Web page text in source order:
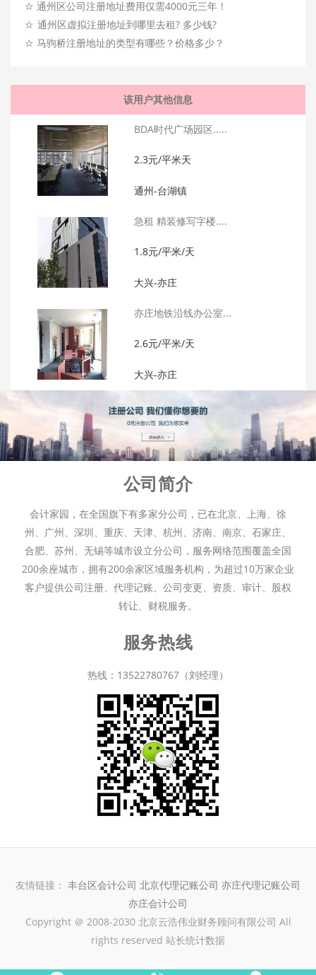
可！
☆ 通州区公司注册地址费用仅需4000元三年！
☆ 通州区虚拟注册地址到哪里去租? 多少钱?
☆ 马驹桥注册地址的类型有哪些？价格多少？
该用户其他信息
BDA时代广场园区.....
2.3元/平米天
通州-台湖镇
急租 精装修写字楼....
1.8元/平米/天
大兴-亦庄
亦庄地铁沿线办公室...
2.6元/平米/天
大兴-亦庄
公司简介
会计家园，在全国旗下有多家分公司，已在北京、上海、徐
州、广州、深圳、重庆、天津、杭州、济南、南京、石家庄、
合肥、苏州、无锡等城市设立分公司，服务网络范围覆盖全国
200余座城市，拥有200余家区域服务机构，为超过10万家企业
客户提供公司注册、代理记账、公司变更、资质、审计、股权
转让、财税服务。
服务热线
热线：13522780767（刘经理）
友情链接： 丰台区会计公司 北京代理记账公司 亦庄代理记账公司
亦庄会计公司
Copyright ＠ 2008-2030 北京云浩伟业财务顾问有限公司 All
rights reserved 站长统计数据